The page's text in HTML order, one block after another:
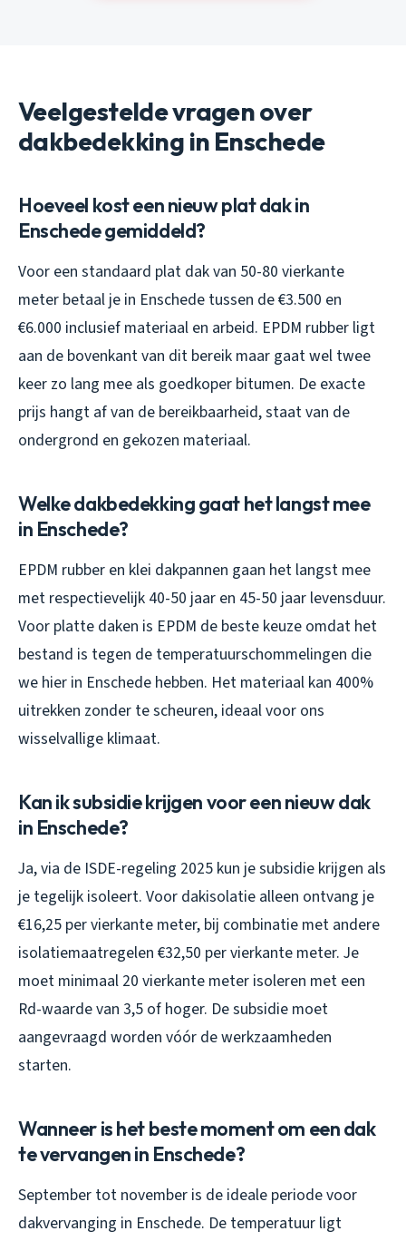
Veelgestelde vragen over
dakbedekking in Enschede
Hoeveel kost een nieuw plat dak in
Enschede gemiddeld?
Voor een standaard plat dak van 50-80 vierkante
meter betaal je in Enschede tussen de €3.500 en
€6.000 inclusief materiaal en arbeid. EPDM rubber ligt
aan de bovenkant van dit bereik maar gaat wel twee
keer zo lang mee als goedkoper bitumen. De exacte
prijs hangt af van de bereikbaarheid, staat van de
ondergrond en gekozen materiaal.
Welke dakbedekking gaat het langst mee
in Enschede?
EPDM rubber en klei dakpannen gaan het langst mee
met respectievelijk 40-50 jaar en 45-50 jaar levensduur.
Voor platte daken is EPDM de beste keuze omdat het
bestand is tegen de temperatuurschommelingen die
we hier in Enschede hebben. Het materiaal kan 400%
uitrekken zonder te scheuren, ideaal voor ons
wisselvallige klimaat.
Kan ik subsidie krijgen voor een nieuw dak
in Enschede?
Ja, via de ISDE-regeling 2025 kun je subsidie krijgen als
je tegelijk isoleert. Voor dakisolatie alleen ontvang je
€16,25 per vierkante meter, bij combinatie met andere
isolatiemaatregelen €32,50 per vierkante meter. Je
moet minimaal 20 vierkante meter isoleren met een
Rd-waarde van 3,5 of hoger. De subsidie moet
aangevraagd worden vóór de werkzaamheden
starten.
Wanneer is het beste moment om een dak
te vervangen in Enschede?
September tot november is de ideale periode voor
dakvervanging in Enschede. De temperatuur ligt